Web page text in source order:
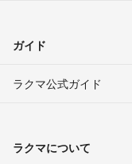
ガイド
ラクマ公式ガイド
ラクマについて